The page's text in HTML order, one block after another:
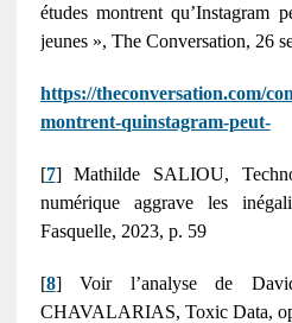
études montrent qu’Instagram
jeunes », The Conversation, 26
https://theconversation.com/
montrent-quinstagram-peut-
[7] Mathilde SALIOU,
numérique aggrave les
Fasquelle, 2023, p. 59
[8] Voir l’analyse de
CHAVALARIAS, Toxic Data,